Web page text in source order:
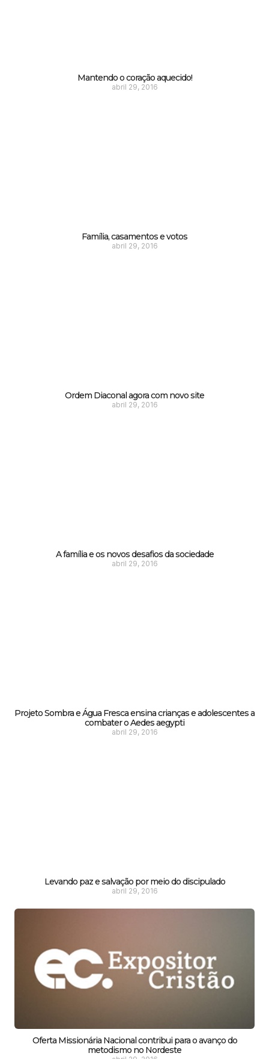
Mantendo o coração aquecido!
abril 29, 2016
Família, casamentos e votos
abril 29, 2016
Ordem Diaconal agora com novo site
abril 29, 2016
A família e os novos desafios da sociedade
abril 29, 2016
Projeto Sombra e Água Fresca ensina crianças e adolescentes a
combater o Aedes aegypti
abril 29, 2016
Levando paz e salvação por meio do discipulado
abril 29, 2016
Oferta Missionária Nacional contribui para o avanço do
metodismo no Nordeste